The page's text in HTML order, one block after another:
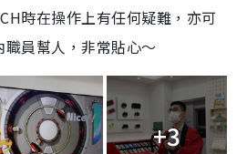
時在操作上有任何疑難，亦可
員幫人，非常貼心～
+3